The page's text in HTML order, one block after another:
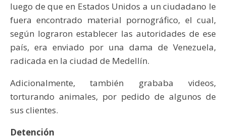
luego de que en Estados Unidos a un ciudadano le
fuera encontrado material pornográfico, el cual,
según lograron establecer las autoridades de ese
país, era enviado por una dama de Venezuela,
radicada en la ciudad de Medellín.
Adicionalmente, también grababa videos,
torturando animales, por pedido de algunos de
sus clientes.
Detención